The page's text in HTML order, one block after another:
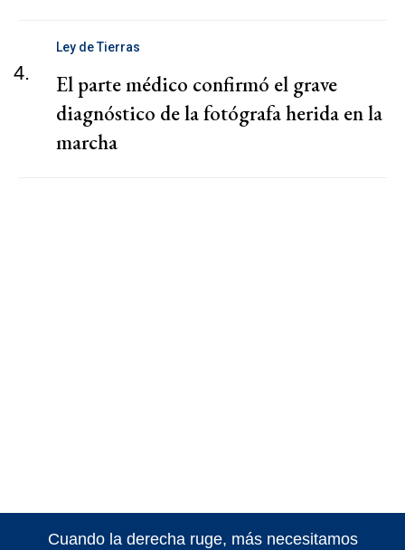
4.
Ley de Tierras
El parte médico confirmó el grave
diagnóstico de la fotógrafa herida en la
marcha
Cuando la derecha ruge, más necesitamos